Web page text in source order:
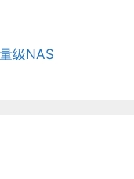
级NAS